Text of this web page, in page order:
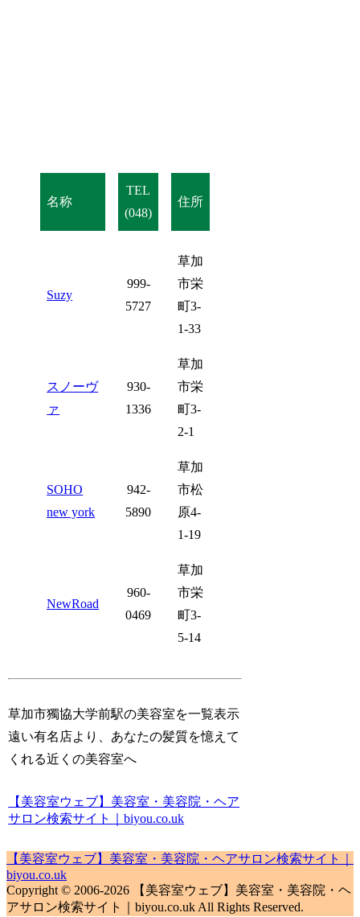
名称
TEL
(048)
住所
Suzy
999-
5727
草加
市栄
町3-
1-33
スノーヴ
ァ
930-
1336
草加
市栄
町3-
2-1
SOHO
new york
942-
5890
草加
市松
原4-
1-19
NewRoad
960-
0469
草加
市栄
町3-
5-14
草加市獨協大学前駅の美容室を一覧表示
遠い有名店より、あなたの髪質を憶えて
くれる近くの美容室へ
【美容室ウェブ】美容室・美容院・ヘア
サロン検索サイト｜biyou.co.uk
【美容室ウェブ】美容室・美容院・ヘアサロン検索サイト｜
biyou.co.uk
Copyright © 2006-2026 【美容室ウェブ】美容室・美容院・ヘ
アサロン検索サイト｜biyou.co.uk All Rights Reserved.